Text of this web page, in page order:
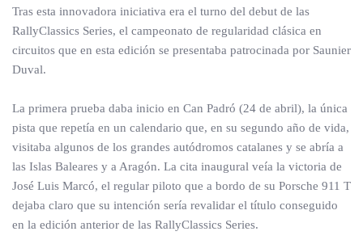
Tras esta innovadora iniciativa era el turno del debut de las
RallyClassics Series, el campeonato de regularidad clásica en
circuitos que en esta edición se presentaba patrocinada por Saunier
Duval.
La primera prueba daba inicio en Can Padró (24 de abril), la única
pista que repetía en un calendario que, en su segundo año de vida,
visitaba algunos de los grandes autódromos catalanes y se abría a
las Islas Baleares y a Aragón. La cita inaugural veía la victoria de
José Luis Marcó, el regular piloto que a bordo de su Porsche 911 T
dejaba claro que su intención sería revalidar el título conseguido
en la edición anterior de las RallyClassics Series.